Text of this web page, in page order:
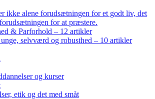
ikke alene forudsætningen for et godt liv, det
for at præstere.
& Parforhold – 12 artikler
selvværd og robusthed – 10 artikler
og kurser
etik og det med småt